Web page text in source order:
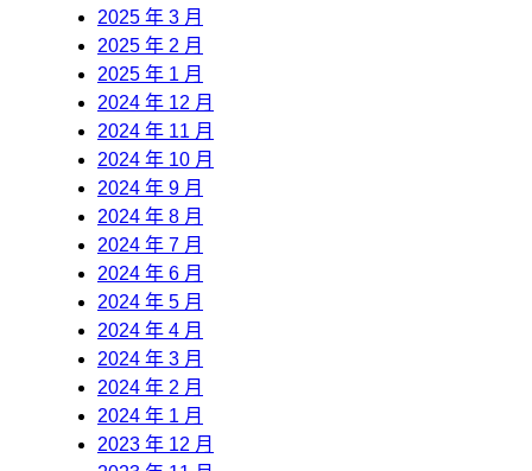
2025 年 3 月
2025 年 2 月
2025 年 1 月
2024 年 12 月
2024 年 11 月
2024 年 10 月
2024 年 9 月
2024 年 8 月
2024 年 7 月
2024 年 6 月
2024 年 5 月
2024 年 4 月
2024 年 3 月
2024 年 2 月
2024 年 1 月
2023 年 12 月